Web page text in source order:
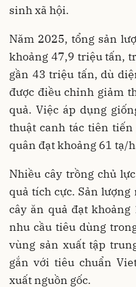
sinh xã hội.
Năm 2025, tổng sản
khoảng 47,9 triệu tấn,
gần 43 triệu tấn, dù
được điều chỉnh giảm
quả. Việc áp dụng
thuật canh tác tiên
quân đạt khoảng 61 tạ/
Nhiều cây trồng chủ
quả tích cực. Sản
cây ăn quả đạt
nhu cầu tiêu dùng
vùng sản xuất tập
gắn với tiêu chuẩn
xuất nguồn gốc.